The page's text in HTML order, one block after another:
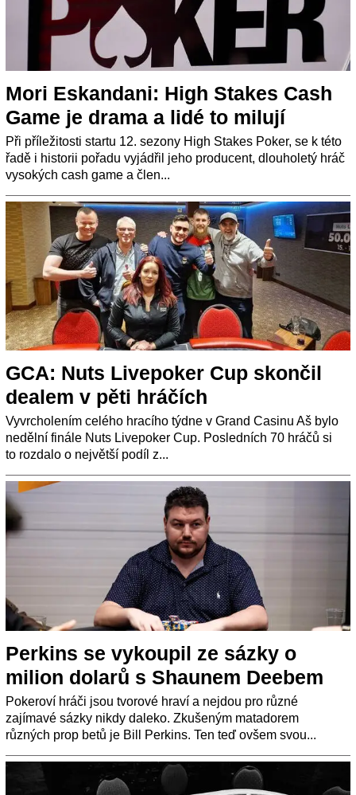
Mori Eskandani: High Stakes Cash
Game je drama a lidé to milují
Při příležitosti startu 12. sezony High Stakes Poker, se k této
řadě i historii pořadu vyjádřil jeho producent, dlouholetý hráč
vysokých cash game a člen...
GCA: Nuts Livepoker Cup skončil
dealem v pěti hráčích
Vyvrcholením celého hracího týdne v Grand Casinu Aš bylo
nedělní finále Nuts Livepoker Cup. Posledních 70 hráčů si
to rozdalo o největší podíl z...
Perkins se vykoupil ze sázky o
milion dolarů s Shaunem Deebem
Pokeroví hráči jsou tvorové hraví a nejdou pro různé
zajímavé sázky nikdy daleko. Zkušeným matadorem
různých prop betů je Bill Perkins. Ten teď ovšem svou...